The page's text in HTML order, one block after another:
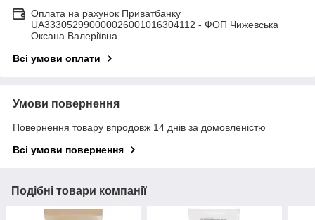
Оплата на рахунок Приватбанку
UA333052990000026001016304112 - ФОП Чижевська
Оксана Валеріївна
Всі умови оплати
Умови повернення
Повернення товару впродовж 14 днів за домовленістю
Всі умови повернення
Подібні товари компанії